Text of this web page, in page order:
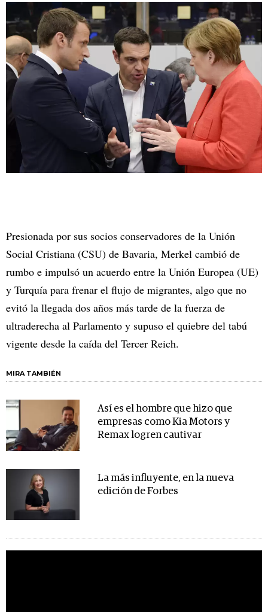
Presionada por sus socios conservadores de la Unión
Social Cristiana (CSU) de Bavaria, Merkel cambió de
rumbo e impulsó un acuerdo entre la Unión Europea (UE)
y Turquía para frenar el flujo de migrantes, algo que no
evitó la llegada dos años más tarde de la fuerza de
ultraderecha al Parlamento y supuso el quiebre del tabú
vigente desde la caída del Tercer Reich.
MIRA TAMBIÉN
Así es el hombre que hizo que
empresas como Kia Motors y
Remax logren cautivar
La más influyente, en la nueva
edición de Forbes